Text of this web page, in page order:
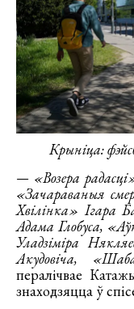
Крыніца:
— «Возера
«Зачараваныя
Хвілінка» Ігара
Адама Глобуса,
Уладзіміра
Акудовіча,
пералічвае
знаходзяцца ў